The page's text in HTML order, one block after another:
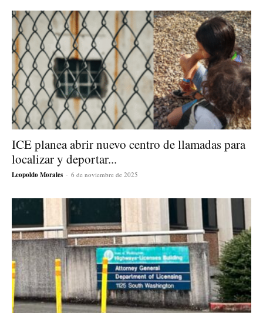
ICE planea abrir nuevo centro de llamadas para
localizar y deportar...
Leopoldo Morales - 6 de noviembre de 2025